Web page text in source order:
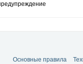
Основные правила